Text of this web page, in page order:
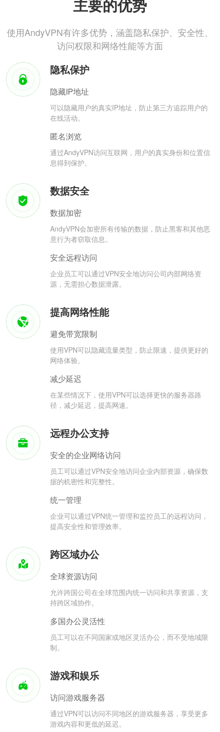
主要的优势
使用AndyVPN有许多优势，涵盖隐私保护、安全性、
访问权限和网络性能等方面
隐私保护
隐藏IP地址
可以隐藏用户的真实IP地址，防止第三方追踪用户的
在线活动。
匿名浏览
通过AndyVPN访问互联网，用户的真实身份和位置信
息得到保护。
数据安全
数据加密
AndyVPN会加密所有传输的数据，防止黑客和其他恶
意行为者窃取信息。
安全远程访问
企业员工可以通过VPN安全地访问公司内部网络资
源，无需担心数据泄露。
提高网络性能
避免带宽限制
使用VPN可以隐藏流量类型，防止限速，提供更好的
网络体验。
减少延迟
在某些情况下，使用VPN可以选择更快的服务器路
径，减少延迟，提高网速。
远程办公支持
安全的企业网络访问
员工可以通过VPN安全地访问企业内部资源，确保数
据的机密性和完整性。
统一管理
企业可以通过VPN统一管理和监控员工的远程访问，
提高安全性和管理效率。
跨区域办公
全球资源访问
允许跨国公司在全球范围内统一访问和共享资源，支
持跨区域协作。
多国办公灵活性
员工可以在不同国家或地区灵活办公，而不受地域限
制。
游戏和娱乐
访问游戏服务器
通过VPN可以访问不同地区的游戏服务器，享受更多
游戏内容和更低的延迟。